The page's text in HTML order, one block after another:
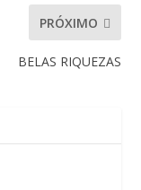
PRÓXIMO
BELAS RIQUEZAS